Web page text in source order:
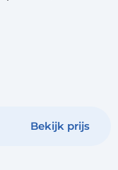
Bekijk prijs